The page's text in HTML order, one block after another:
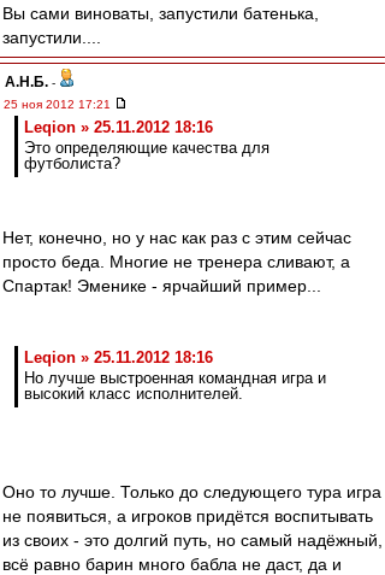
Вы сами виноваты, запустили батенька,
запустили....
А.Н.Б. -
25 ноя 2012 17:21
Leqion » 25.11.2012 18:16
Это определяющие качества для
футболиста?
Нет, конечно, но у нас как раз с этим сейчас
просто беда. Многие не тренера сливают, а
Спартак! Эменике - ярчайший пример...
Leqion » 25.11.2012 18:16
Но лучше выстроенная командная игра и
высокий класс исполнителей.
Оно то лучше. Только до следующего тура игра
не появиться, а игроков придётся воспитывать
из своих - это долгий путь, но самый надёжный,
всё равно барин много бабла не даст, да и